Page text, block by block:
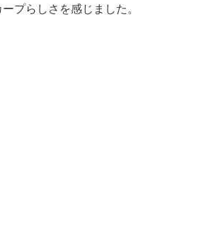
プらしさを感じました。